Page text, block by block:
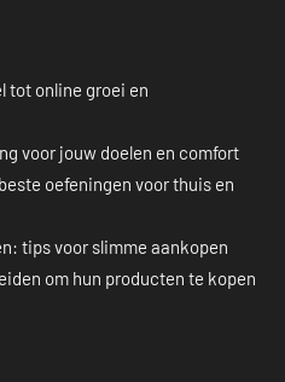
tot online groei en
voor jouw doelen en comfort
oefeningen voor thuis en
tips voor slimme aankopen
om hun producten te kopen